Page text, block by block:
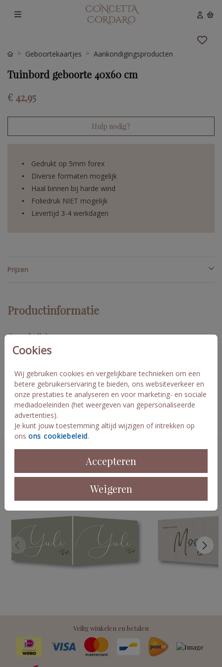
Cookies
Wij gebruiken cookies en vergelijkbare technieken om een
betere gebruikerservaring te bieden, ons websiteverkeer en
onze prestaties te analyseren en voor marketing- en sociale
mediadoeleinden (het weergeven van gepersonaliseerde
advertenties).
Je kunt jouw toestemming altijd wijzigen of intrekken op
ons ons cookiebeleid.
Accepteren
Weigeren
Geboortekaartjes Aankondigingsproducten
Tuinbord geboorte 40x60 cm
€ 42,95
Hulp nodig?
Gedrukt op 5mm forex
Diverse formaten mogelijk
Haal binnen bij harde wind
Foliedruk NIET mogelijk
Levertijd 3-4 werkdagen
Prijzen
Productinformatie
Omschrijving
De opmaak is aan jou! Schaf bij dit tuinbord nog zelf een paal en
schroeven niet te strak vast om scheuren of breuk te
voorkomen. Haal hem bij harde wind binnen! Dayn
Collectie
Aankondigingsproducten
Deze kaarten vind je misschien ook leuk
Veilig winkelen en betalen